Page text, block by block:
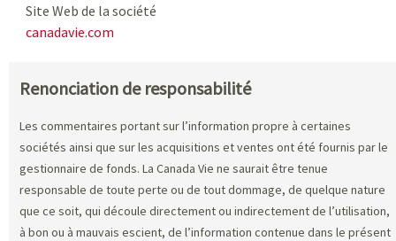
Site Web de la société
canadavie.com
Renonciation de responsabilité
Les commentaires portant sur l’information propre à certaines
sociétés ainsi que sur les acquisitions et ventes ont été fournis par le
gestionnaire de fonds. La Canada Vie ne saurait être tenue
responsable de toute perte ou de tout dommage, de quelque nature
que ce soit, qui découle directement ou indirectement de l’utilisation,
à bon ou à mauvais escient, de l’information contenue dans le présent